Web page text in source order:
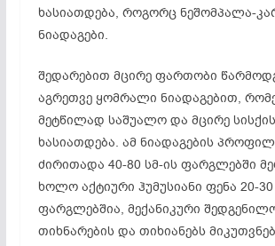
ხასიათდება, როგორც ნეშომპალა-
ნიადაგები.
შედარებით მცირე ფართობი
აგრეთვე ყომრალი ნიადაგებით,
მეტწილად საშუალო და მცირე
ხასიათდება. ამ ნიადაგების
ძირითადა 40-80 სმ-ის ფარგლებში
ხოლო აქტიური ჰუმუსიანი ფენა 20-30
ფარგლებშია, მექანიკური
თიხნარების და თიხიანებს